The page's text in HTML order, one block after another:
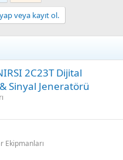
veya kayıt ol.
2C23T Dijital
Sinyal Jeneratörü
Ekipmanları